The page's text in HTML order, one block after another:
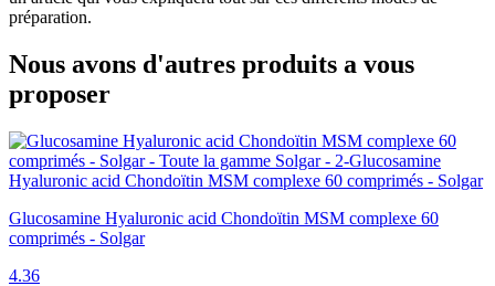
préparation.
Nous avons d'autres produits a vous
proposer
Glucosamine Hyaluronic acid Chondoïtin MSM complexe 60
comprimés - Solgar
4.36